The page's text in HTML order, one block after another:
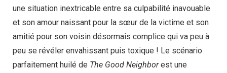
une situation inextricable entre sa culpabilité inavouable
et son amour naissant pour la sœur de la victime et son
amitié pour son voisin désormais complice qui va peu à
peu se révéler envahissant puis toxique ! Le scénario
parfaitement huilé de The Good Neighborest une